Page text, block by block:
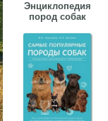
Энциклопедия
пород собак
▼
▼